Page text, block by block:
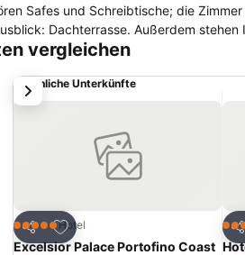
Safes und Schreibtische; die
Dachterrasse. Außerdem
Ein inbegriffenes
vergleichen
Ähnliche Unterkünfte
Teilen
Zu Favoriten hinzufügen
5 Sterne Hotel
Excelsior Palace Portofino Coast
4
weiter